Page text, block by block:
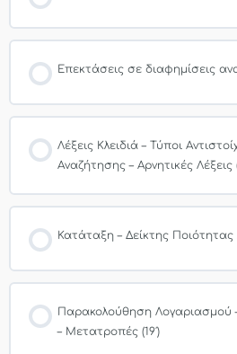
Επεκτάσεις σε διαφημίσεις
Λέξεις Κλειδιά – Τύποι
Αναζήτησης – Αρνητικές Λέξεις
Κατάταξη – Δείκτης Ποιότητας
Παρακολούθηση Λογαριασμού
– Μετατροπές (19′)